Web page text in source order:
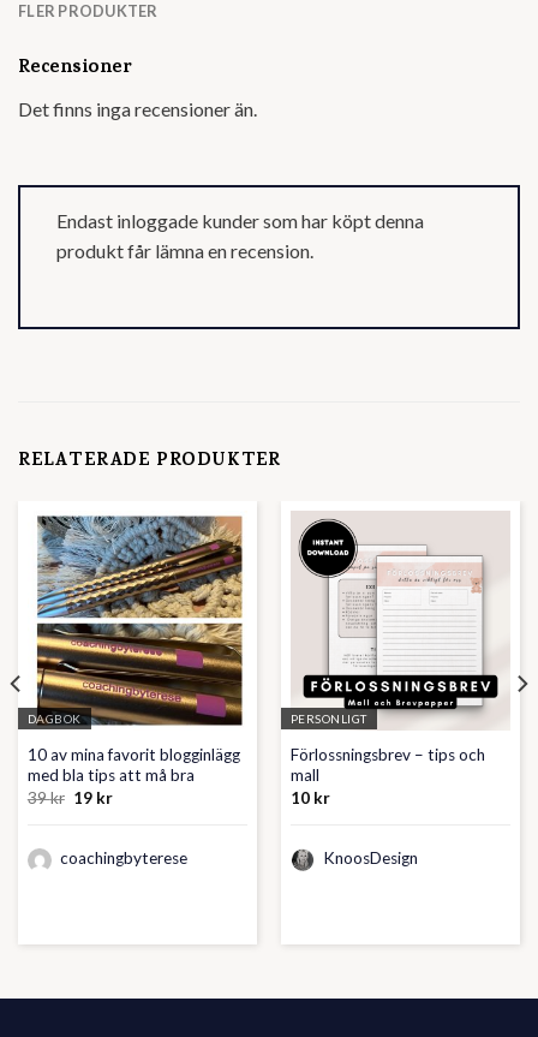
FLER PRODUKTER
Recensioner
Det finns inga recensioner än.
Endast inloggade kunder som har köpt denna
produkt får lämna en recension.
RELATERADE PRODUKTER
DAGBOK
10 av mina favorit blogginlägg
med bla tips att må bra
39kr Det
39 kr.
19 krDet
19 kr.
coachingbyterese
PERSONLIGT
Förlossningsbrev – tips och
mall
10 kr
KnoosDesign